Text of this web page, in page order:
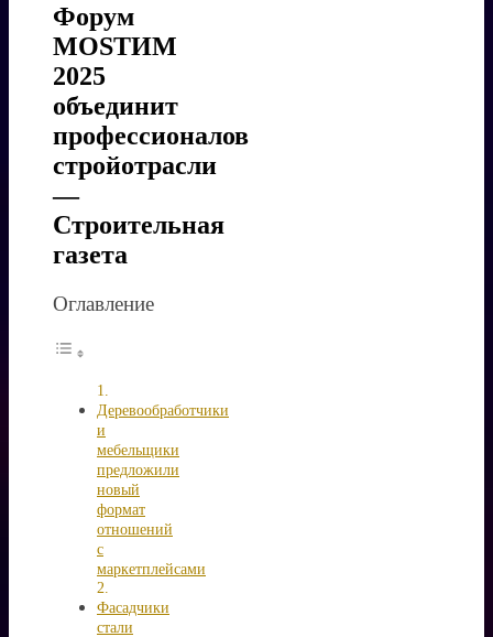
Форум
MOSТИМ
2025
объединит
профессионалов
стройотрасли
—
Строительная
газета
Оглавление
Деревообработчики
и
мебельщики
предложили
новый
формат
отношений
с
маркетплейсами
Фасадчики
стали